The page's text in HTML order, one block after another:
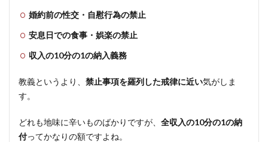
婚約前の性交・自慰行為の禁止
安息日での食事・娯楽の禁止
収入の10分の1の納入義務
教義というより、 禁止事項を羅列した戒律に近い気がしま
す。
どれも地味に辛いものばかりですが、 全収入の10分の1の納
付ってかなりの額ですよね。